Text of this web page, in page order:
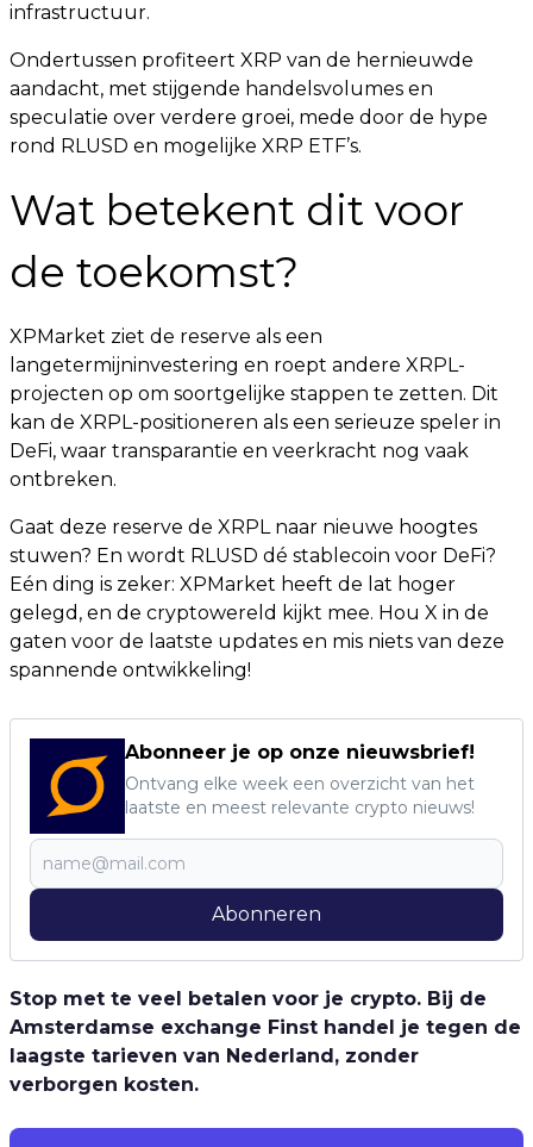
infrastructuur.
Ondertussen profiteert XRP van de hernieuwde
aandacht, met stijgende handelsvolumes en
speculatie over verdere groei, mede door de hype
rond RLUSD en mogelijke XRP ETF’s.
Wat betekent dit voor
de toekomst?
XPMarket ziet de reserve als een
langetermijninvestering en roept andere XRPL-
projecten op om soortgelijke stappen te zetten. Dit
kan de XRPL-positioneren als een serieuze speler in
DeFi, waar transparantie en veerkracht nog vaak
ontbreken.
Gaat deze reserve de XRPL naar nieuwe hoogtes
stuwen? En wordt RLUSD dé stablecoin voor DeFi?
Eén ding is zeker: XPMarket heeft de lat hoger
gelegd, en de cryptowereld kijkt mee. Hou X in de
gaten voor de laatste updates en mis niets van deze
spannende ontwikkeling!
Abonneer je op onze nieuwsbrief!
Ontvang elke week een overzicht van het
laatste en meest relevante crypto nieuws!
Abonneren
Stop met te veel betalen voor je crypto. Bij de
Amsterdamse exchange Finst handel je tegen de
laagste tarieven van Nederland, zonder
verborgen kosten.